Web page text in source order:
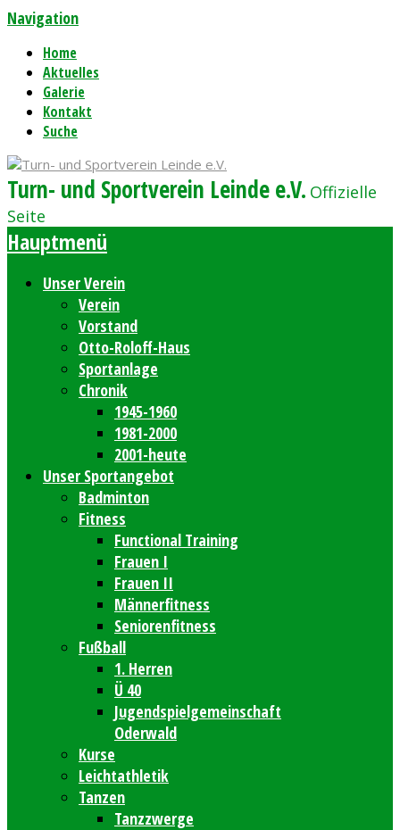
Navigation
Home
Aktuelles
Galerie
Kontakt
Suche
Turn- und Sportverein Leinde e.V. Offizielle
Seite
Hauptmenü
Unser Verein
Verein
Vorstand
Otto-Roloff-Haus
Sportanlage
Chronik
1945-1960
1981-2000
2001-heute
Unser Sportangebot
Badminton
Fitness
Functional Training
Frauen I
Frauen II
Männerfitness
Seniorenfitness
Fußball
1. Herren
Ü 40
Jugendspielgemeinschaft
Oderwald
Kurse
Leichtathletik
Tanzen
Tanzzwerge